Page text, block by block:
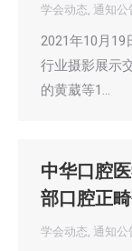
学会动态, 通知公
2021年10月19
行业摄影展示
的黄葳等1…
中华口腔
部口腔正
学会动态, 通知公